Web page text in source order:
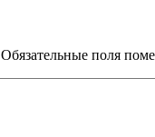
Обязательные поля